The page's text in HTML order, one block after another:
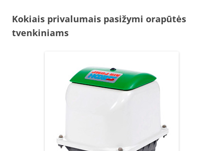
Kokiais privalumais pasižymi orapūtės
tvenkiniams